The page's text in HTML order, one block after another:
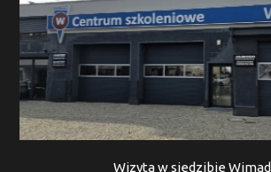
Wizyta w siedzibie Wimad